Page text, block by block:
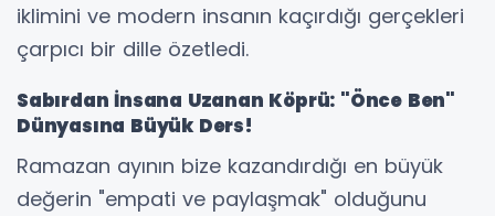
iklimini ve modern insanın kaçırdığı gerçekleri
çarpıcı bir dille özetledi.
Sabırdan İnsana Uzanan Köprü: "Önce Ben"
Dünyasına Büyük Ders!
Ramazan ayının bize kazandırdığı en büyük
değerin "empati ve paylaşmak" olduğunu